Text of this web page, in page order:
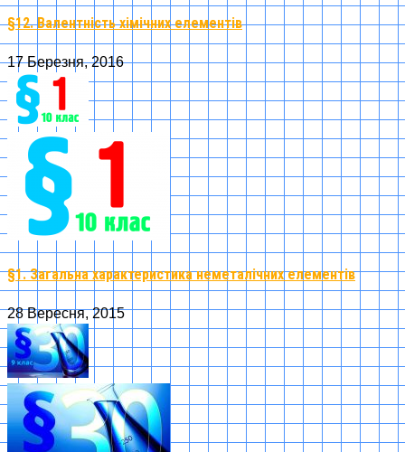
§12. Валентність хімічних елементів
17 Березня, 2016
§1. Загальна характеристика неметалічних елементів
28 Вересня, 2015